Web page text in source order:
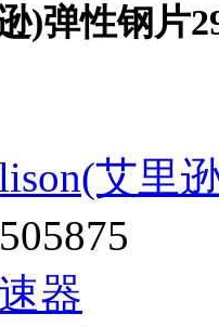
)弹性钢片
艾里
器